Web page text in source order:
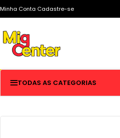
Minha Conta Cadastre-se
TODAS AS CATEGORIAS